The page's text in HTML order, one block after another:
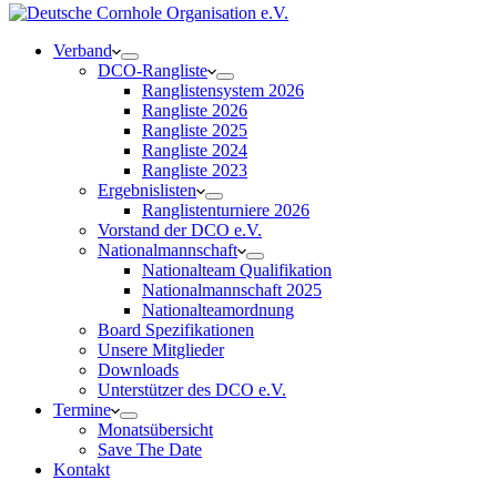
Verband
DCO-Rangliste
Ranglistensystem 2026
Rangliste 2026
Rangliste 2025
Rangliste 2024
Rangliste 2023
Ergebnislisten
Ranglistenturniere 2026
Vorstand der DCO e.V.
Nationalmannschaft
Nationalteam Qualifikation
Nationalmannschaft 2025
Nationalteamordnung
Board Spezifikationen
Unsere Mitglieder
Downloads
Unterstützer des DCO e.V.
Termine
Monatsübersicht
Save The Date
Kontakt